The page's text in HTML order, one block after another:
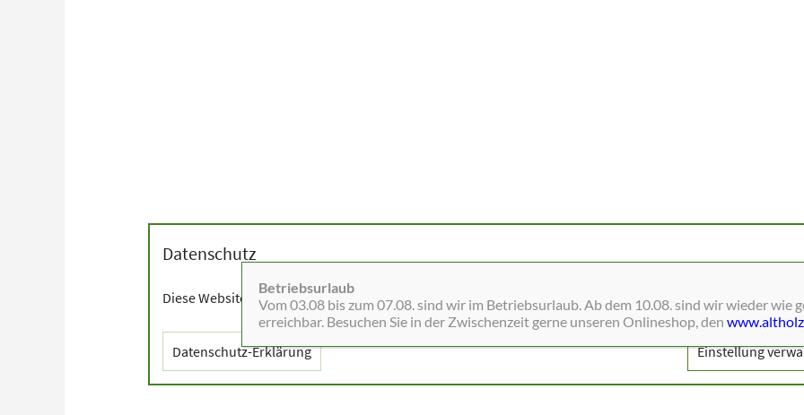
Betriebsurlaub
Vom 03.08 bis zum 07.08. sind wir im Betriebsurlaub. Ab dem 10.08. sind wir wieder wie
erreichbar. Besuchen Sie in der Zwischenzeit gerne unseren Onlineshop, den
Datenschutz
Diese Website setzt Cookies sowie externe Dienste wie Schriften, Blätterkataloge, Social-Media und
Datenschutz-Erklärung Einstellung